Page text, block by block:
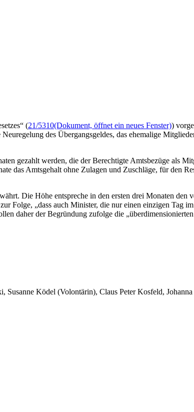
(21/5310(Dokument, öffnet ein neues Fenster))
des Übergangsgeldes, das ehemalige
gezahlt werden, die der Berechtigte Amtsbezüge als
das Amtsgehalt ohne Zulagen und Zuschläge, für den
Die Höhe entspreche in den ersten drei Monaten
Folge, „dass auch Minister, die nur einen einzigen Tag
daher der Begründung zufolge die
Susanne Ködel (Volontärin), Claus Peter Kosfeld,